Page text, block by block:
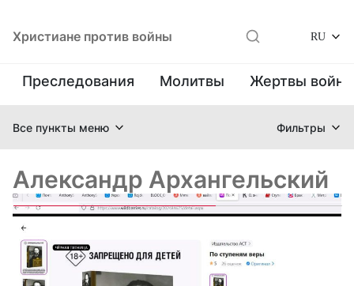
Христиане против войны RU
Преследования Молитвы Жертвы
Все пункты меню Фильтры
Александр Архангельский